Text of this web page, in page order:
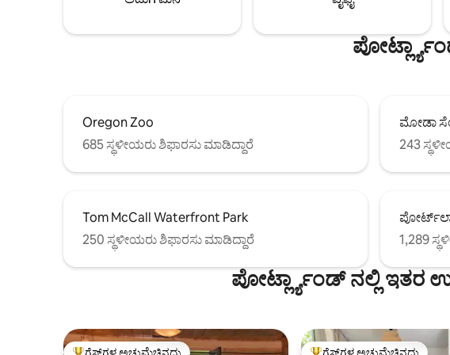
ಬೆಲ್ಮಾಂಟ್-ಹಾಥೋರ್ನ್-
Oregon Zoo
685 ಸ್ಥಳೀಯರು ಶಿಫಾರಸು ಮಾಡಿದ್ದಾರೆ
ಮೋಡಾ
243
Tom McCall Waterfront Park
250 ಸ್ಥಳೀಯರು ಶಿಫಾರಸು ಮಾಡಿದ್ದಾರೆ
1,289
ಪೋರ್ಟ್ಲ್ಯಾಂಡ್ ನಲ್ಲಿ ಇತರ